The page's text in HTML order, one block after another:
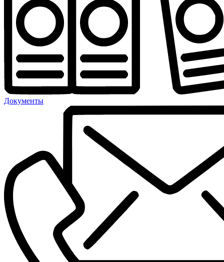
Документы